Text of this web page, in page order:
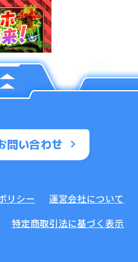
問い合わせ
リシー
運営会社について
特定商取引法に基づく表示